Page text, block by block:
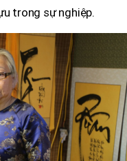
trong sự nghiệp.